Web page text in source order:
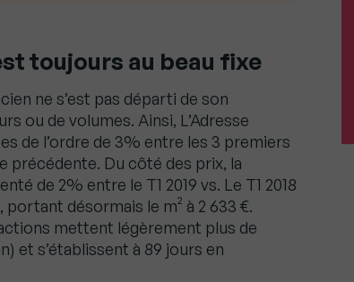
toujours au beau fixe
ne s’est pas départi de son
ou de volumes. Ainsi, L’Adresse
de l’ordre de 3% entre les 3 premiers
précédente. Du côté des prix, la
de 2% entre le T1 2019 vs. Le T1 2018
désormais le m² à 2 633 €.
mettent légèrement plus de
et s’établissent à 89 jours en